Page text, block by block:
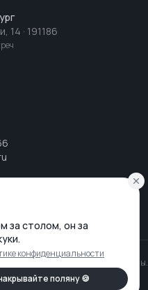
14 · 191186
Артем Фирсов
Все права защищены.
Политика конфиденциальности
за столом, он за
конфиденциальности
поляну 🍪